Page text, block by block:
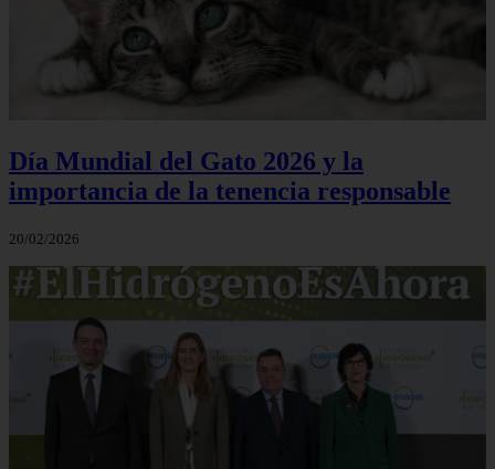
Día Mundial del Gato 2026 y la
importancia de la tenencia responsable
20/02/2026